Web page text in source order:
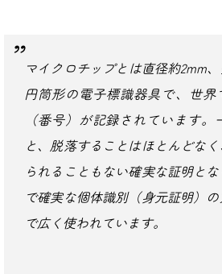
マイクロチップとは直径約2mm
円筒形の電子標識器具で、世界
（番号）が記録されています
と、脱落することはほとんどな
られることもない確実な証明と
で確実な個体識別（身元証明）
で広く使われています。